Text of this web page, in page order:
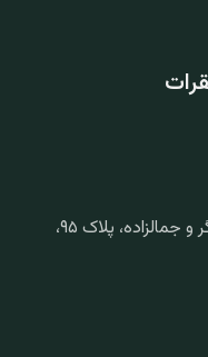
تهران، بلوار کشاورز، بین خیابان کارگر و جمالزاده، پلاک ۹۵،